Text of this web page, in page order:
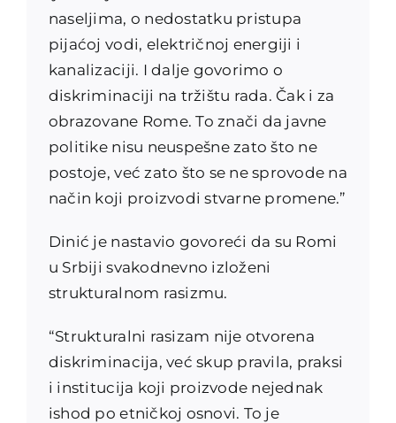
naseljima, o nedostatku pristupa
pijaćoj vodi, električnoj energiji i
kanalizaciji. I dalje govorimo o
diskriminaciji na tržištu rada. Čak i za
obrazovane Rome. To znači da javne
politike nisu neuspešne zato što ne
postoje, već zato što se ne sprovode na
način koji proizvodi stvarne promene.”
Dinić je nastavio govoreći da su Romi
u Srbiji svakodnevno izloženi
strukturalnom rasizmu.
“Strukturalni rasizam nije otvorena
diskriminacija, već skup pravila, praksi
i institucija koji proizvode nejednak
ishod po etničkoj osnovi. To je